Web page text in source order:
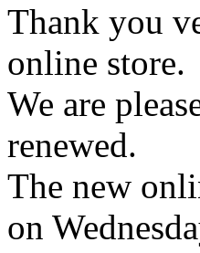
Thank you
online store.
We are
renewed.
The new
on